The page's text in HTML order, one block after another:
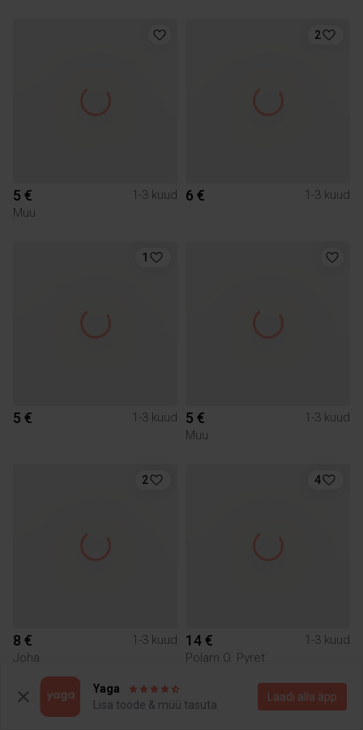
5 €
1-3 kuud
Muu
2
6 € 1-3 kuud
1
5 € 1-3 kuud 5 €
1-3 kuud
Muu
2
8 €
1-3 kuud
Joha
4
14 €
1-3 kuud
Polarn O. Pyret
5 3
Yaga
Lisa toode & müü tasuta
Laadi alla äpp